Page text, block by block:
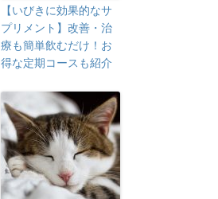
【いびきに効果的なサ
プリメント】改善・治
療も簡単飲むだけ！お
得な定期コースも紹介